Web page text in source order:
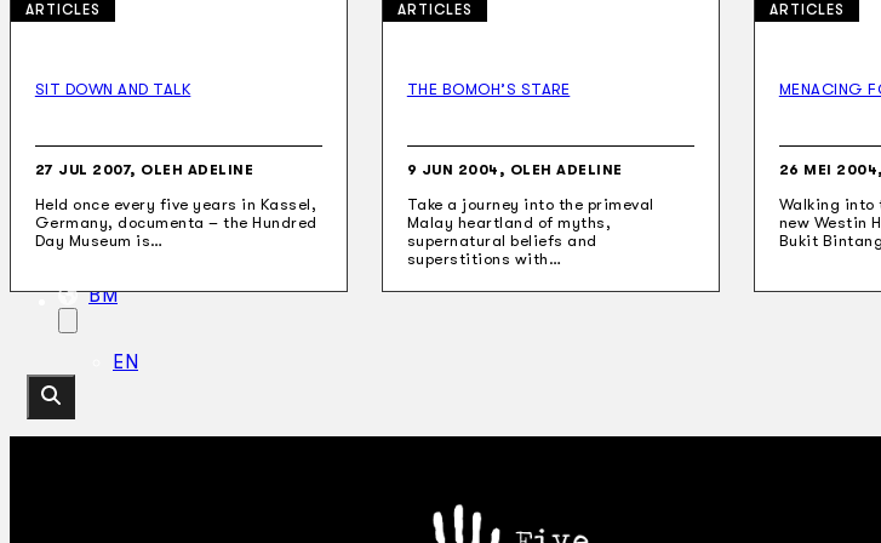
Teater
Tarian
Penapisan
Sejarah Lisan
Mengenai Kami
BM
EN
ARTICLES
SIT DOWN AND TALK
27 JUL 2007, OLEH ADELINE
Held once every five years in Kassel,
Germany, documenta – the Hundred
Day Museum is…
ARTICLES
THE BOMOH’S STARE
9 JUN 2004, OLEH ADELINE
Take a journey into the primeval
Malay heartland of myths,
supernatural beliefs and
superstitions with…
ARTICLES
MENACING
26 MEI
Walking into
new Westin
Bukit